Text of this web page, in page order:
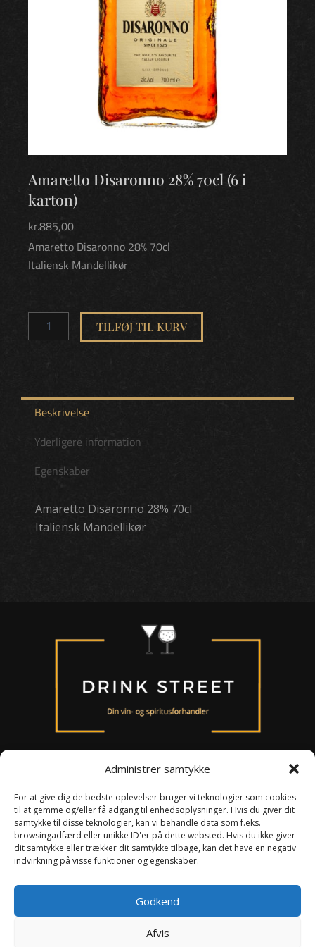
Administrer samtykke
For at give dig de bedste oplevelser bruger vi teknologier som cookies
til at gemme og/eller få adgang til enhedsoplysninger. Hvis du giver dit
samtykke til disse teknologier, kan vi behandle data som f.eks.
browsingadfærd eller unikke ID'er på dette websted. Hvis du ikke giver
dit samtykke eller trækker dit samtykke tilbage, kan det have en negativ
indvirkning på visse funktioner og egenskaber.
Godkend
Afvis
Amaretto Disaronno 28% 70cl (6 i
karton)
kr.885,00
Amaretto Disaronno 28% 70cl
Italiensk Mandellikør
Disaronno
70cl
antal
TILFØJ TIL KURV
Beskrivelse
Yderligere information
Egenskaber
Amaretto Disaronno 28% 70cl
Italiensk Mandellikør
Om os
Persondataloven
Handelsbetingelser
Smiley ordning
Kontakt